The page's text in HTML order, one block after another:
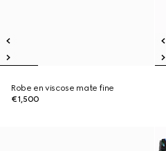
Robe en viscose mate fine
€1,500